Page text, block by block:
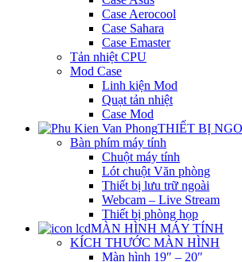
Case Aerocool
Case Sahara
Case Emaster
Tản nhiệt CPU
Mod Case
Linh kiện Mod
Quạt tản nhiệt
Case Mod
THIẾT BỊ
Bàn phím máy tính
Chuột máy tính
Lót chuột Văn phòng
Thiết bị lưu trữ ngoài
Webcam – Live Stream
Thiết bị phòng họp
MÀN HÌNH MÁY TÍNH
KÍCH THƯỚC MÀN HÌNH
Màn hình 19″ – 20″